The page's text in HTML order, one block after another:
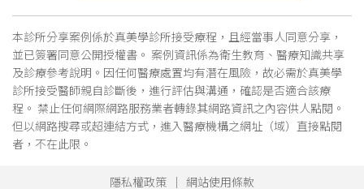
本診所分享案例係於真美學診所接受療程，且經當事人同意分享，
並已簽署同意公開授權書。 案例資訊係為衛生教育、醫療知識共享
及診療參考說明。因任何醫療處置均有潛在風險，故必需於真美學
診所接受醫師親自診斷後，進行評估與溝通，確認是否適合該療
程。 禁止任何網際網路服務業者轉錄其網路資訊之內容供人點閱。
但以網路搜尋或超連結方式，進入醫療機構之網址（域）直接點閱
者，不在此限。
隱私權政策 網站使用條款